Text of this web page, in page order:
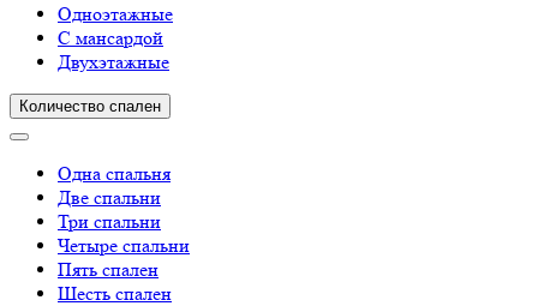
Одноэтажные
С мансардой
Двухэтажные
Количество спален
Одна спальня
Две спальни
Три спальни
Четыре спальни
Пять спален
Шесть спален